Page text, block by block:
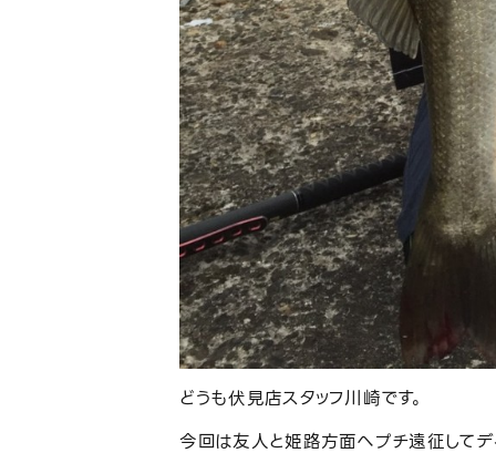
どうも伏見店スタッフ川崎です。
今回は友人と姫路方面へプチ遠征してデ